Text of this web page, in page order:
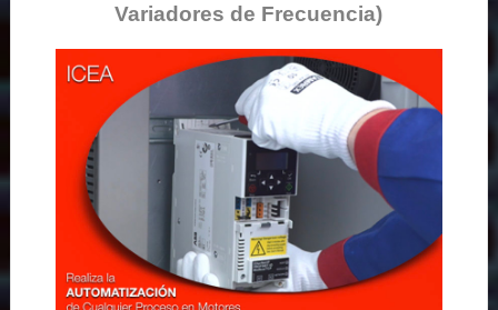
Variadores de Frecuencia)